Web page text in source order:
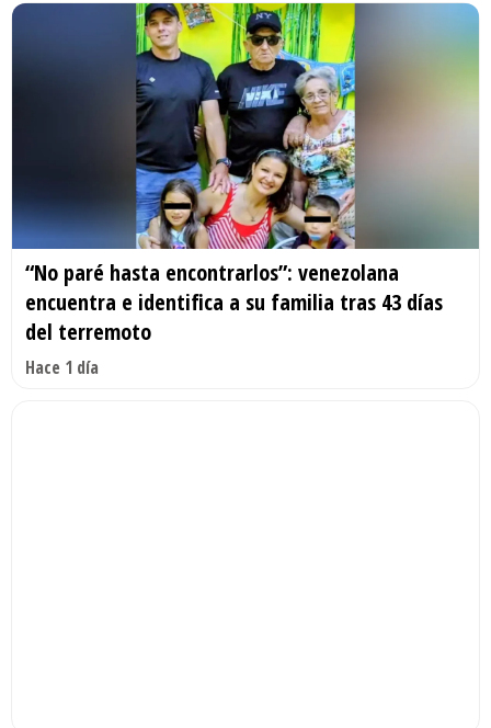
“No paré hasta encontrarlos”: venezolana
encuentra e identifica a su familia tras 43 días
del terremoto
Hace 1 día